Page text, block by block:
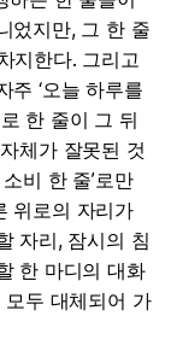
었지만, 그 한 줄
지한다. 그리고
주 ‘오늘 하루를
한 줄이 그 뒤
체가 잘못된 것
비 한 줄’로만
위로의 자리가
자리, 잠시의 침
한 마디의 대화
두 대체되어 가